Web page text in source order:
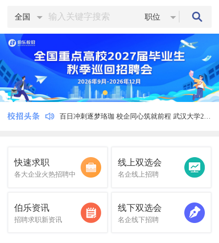
全国 职位
快速求职
各大企业火热招聘中
线上双选会
名企线上招聘
伯乐资讯
招聘求职新资讯
线下双选会
名企线下招聘